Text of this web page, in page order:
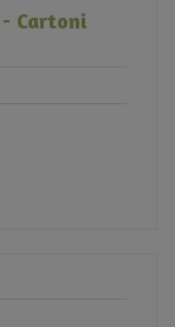
Cartoni